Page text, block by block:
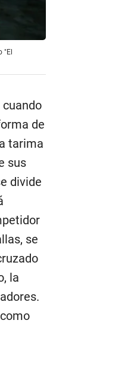
"El
de
tarima
sus
divide
se
la